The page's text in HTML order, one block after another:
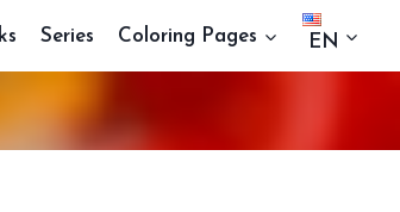
Series Coloring Pages EN